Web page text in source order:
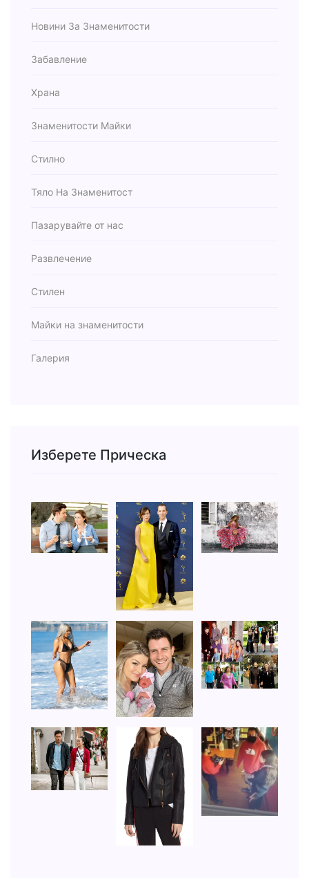
Новини За Знаменитости
Забавление
Храна
Знаменитости Майки
Стилно
Тяло На Знаменитост
Пазарувайте от нас
Развлечение
Стилен
Майки на знаменитости
Галерия
Изберете Прическа